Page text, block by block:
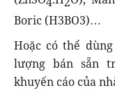
Boric (H3BO3)…
Hoặc có thể
lượng bán sẵn
khuyến cáo của